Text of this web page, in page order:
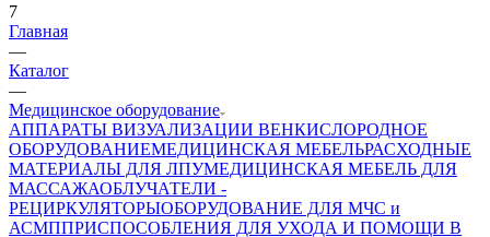
7
Главная
—
Каталог
—
Медицинское оборудование
АППАРАТЫ ВИЗУАЛИЗАЦИИ ВЕНКИСЛОРОДНОЕ
ОБОРУДОВАНИЕМЕДИЦИНСКАЯ МЕБЕЛЬРАСХОДНЫЕ
МАТЕРИАЛЫ ДЛЯ ЛПУМЕДИЦИНСКАЯ МЕБЕЛЬ ДЛЯ
МАССАЖАОБЛУЧАТЕЛИ -
РЕЦИРКУЛЯТОРЫОБОРУДОВАНИЕ ДЛЯ МЧС и
АСМППРИСПОСОБЛЕНИЯ ДЛЯ УХОДА И ПОМОЩИ В